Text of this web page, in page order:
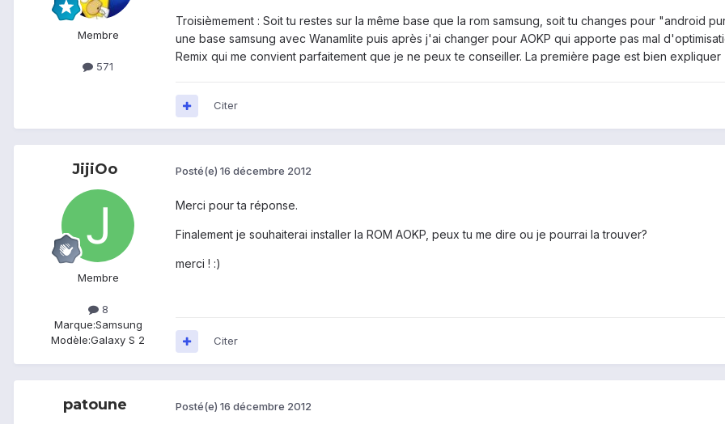
Membre
571
Troisièmement : Soit tu restes sur la même base que la rom samsung, soit tu changes pour "android
une base samsung avec Wanamlite puis après j'ai changer pour AOKP qui apporte pas mal
Remix qui me convient parfaitement que je ne peux te conseiller. La première page est bien expliquer
Citer
JijiOo
Membre
8
Marque:Samsung
Modèle:Galaxy S 2
Posté(e) 16 décembre 2012
Merci pour ta réponse.
Finalement je souhaiterai installer la ROM AOKP, peux tu me dire ou je pourrai la trouver?
merci ! :)
Citer
patoune Posté(e) 16 décembre 2012